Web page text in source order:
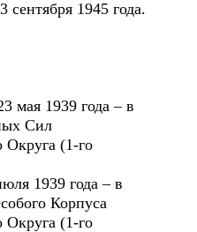
сентября 1945 года.
мая 1939 года – в
Сил
Округа (1-го
1939 года – в
Корпуса
Округа (1-го